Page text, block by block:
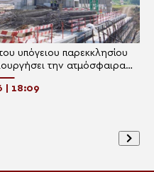
υπόγειου παρεκκλησίου
την ατμόσφαιρα
κελιού
| 18:09